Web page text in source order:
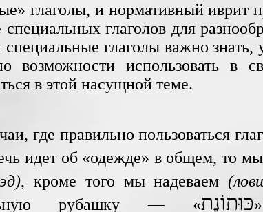
глаголы, и нормативный иврит
специальных глаголов для
глаголы важно знать,
возможности использовать в
в этой насущной теме.
где правильно пользоваться
идет об «одежде» в общем, то
, кроме того мы надеваем
рубашку — «כּוּתוֹנֶת»